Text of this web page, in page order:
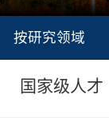
按研究领域
国家级人才